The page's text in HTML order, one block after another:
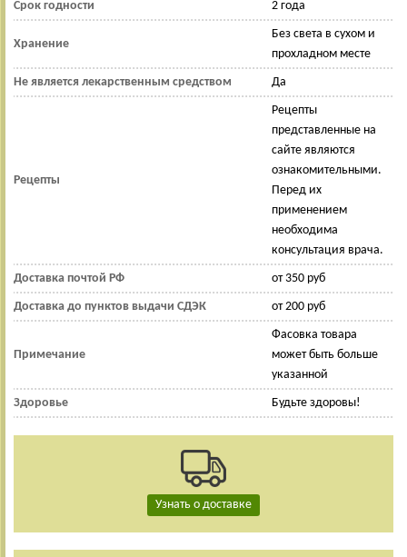
Срок годности 2 года
Хранение
Без света в сухом и
прохладном месте
Не является лекарственным средством Да
Рецепты
Рецепты
представленные на
сайте являются
ознакомительными.
Перед их
применением
необходима
консультация врача.
Доставка почтой РФ от 350 руб
Доставка до пунктов выдачи СДЭК от 200 руб
Примечание
Фасовка товара
может быть больше
указанной
Здоровье Будьте здоровы!
Узнать о доставке